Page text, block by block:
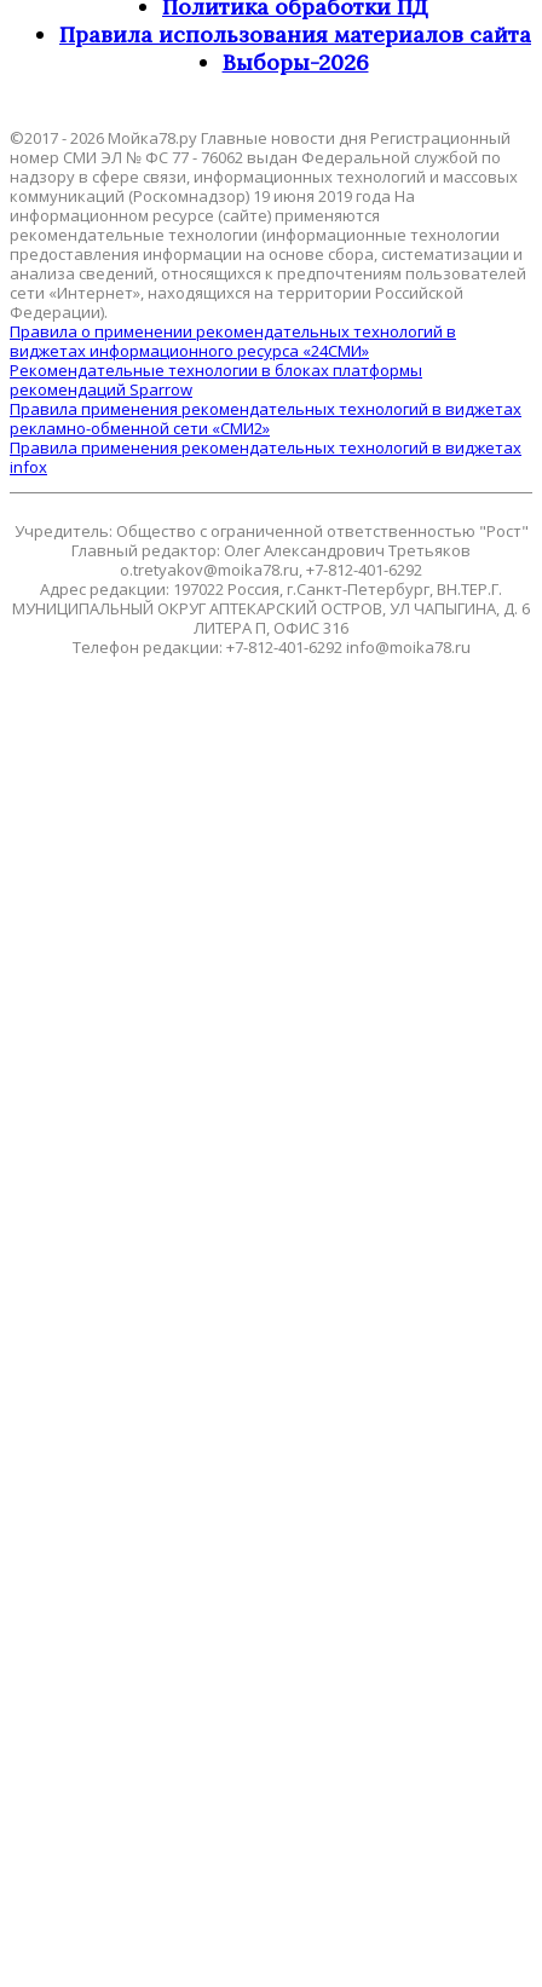
Политика обработки ПД
Правила использования материалов сайта
Выборы-2026
©2017 - 2026 Мойка78.ру Главные новости дня Регистрационный
номер СМИ ЭЛ № ФС 77 - 76062 выдан Федеральной службой по
надзору в сфере связи, информационных технологий и массовых
коммуникаций (Роскомнадзор) 19 июня 2019 года На
информационном ресурсе (сайте) применяются
рекомендательные технологии (информационные технологии
предоставления информации на основе сбора, систематизации и
анализа сведений, относящихся к предпочтениям пользователей
сети «Интернет», находящихся на территории Российской
Федерации).
Правила о применении рекомендательных технологий в
виджетах информационного ресурса «24СМИ»
Рекомендательные технологии в блоках платформы
рекомендаций Sparrow
Правила применения рекомендательных технологий в виджетах
рекламно-обменной сети «СМИ2»
Правила применения рекомендательных технологий в виджетах
infox
Учредитель: Общество с ограниченной ответственностью "Рост"
Главный редактор: Олег Александрович Третьяков
o.tretyakov@moika78.ru, +7-812-401-6292
Адрес редакции: 197022 Россия, г.Санкт-Петербург, ВН.ТЕР.Г.
МУНИЦИПАЛЬНЫЙ ОКРУГ АПТЕКАРСКИЙ ОСТРОВ, УЛ ЧАПЫГИНА, Д. 6
ЛИТЕРА П, ОФИС 316
Телефон редакции: +7-812-401-6292 info@moika78.ru